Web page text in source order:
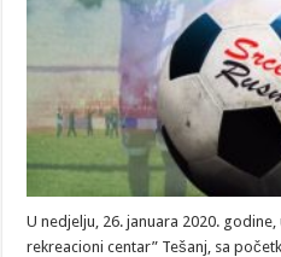
Rusmira”.
U nedjelju, 26. januara 2020.
rekreacioni centar” Tešanj, sa